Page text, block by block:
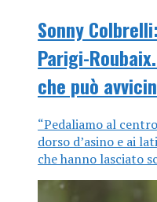
Sonny
Parigi-
che può
“Pedaliamo al
dorso d’asino e ai
che hanno lasciato